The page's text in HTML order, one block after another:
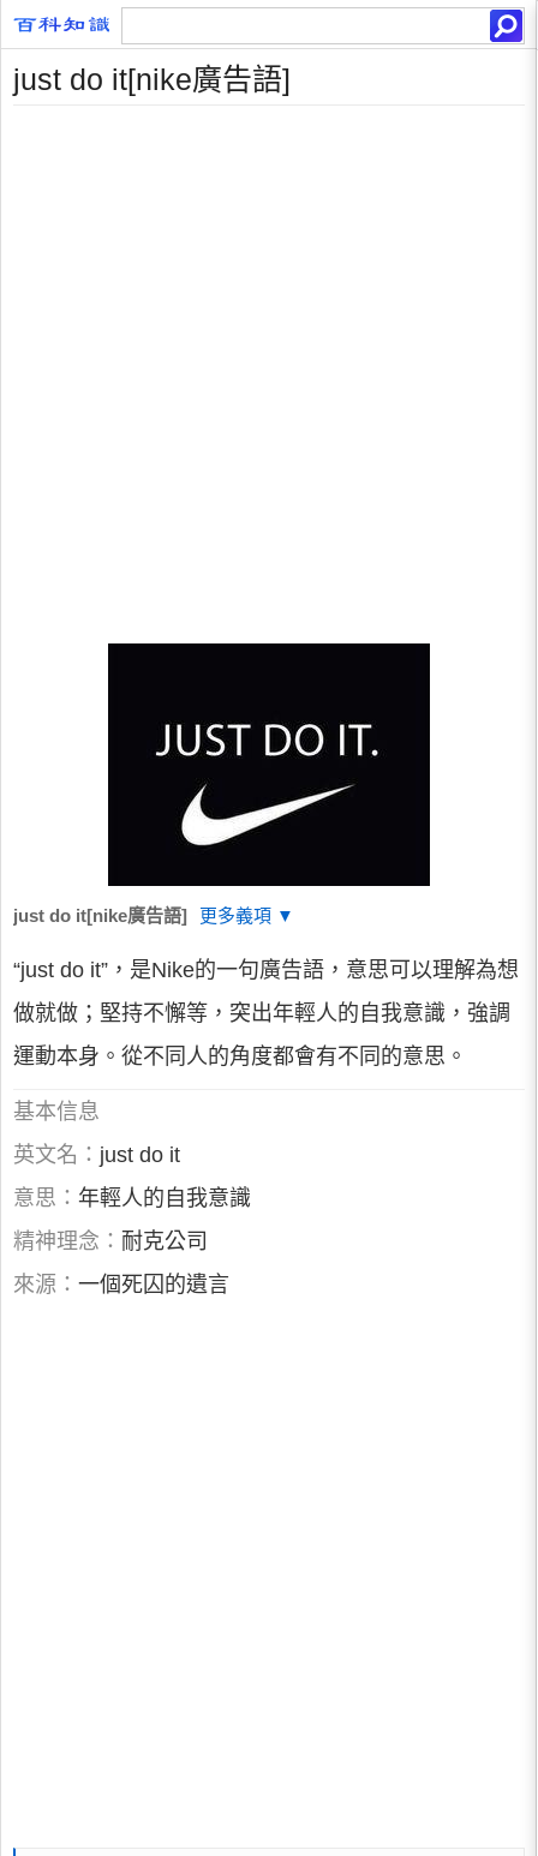
just do it[nike廣告語]
just do it[nike廣告語] 更多義項 ▼
“just do it”，是Nike的一句廣告語，意思可以理解為想
做就做；堅持不懈等，突出年輕人的自我意識，強調
運動本身。從不同人的角度都會有不同的意思。
基本信息
英文名： just do it
意思： 年輕人的自我意識
精神理念： 耐克公司
來源： 一個死囚的遺言